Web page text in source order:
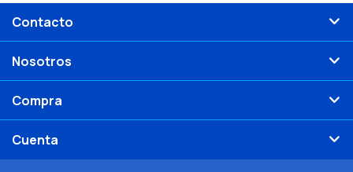
Contacto
Nosotros
Compra
Cuenta